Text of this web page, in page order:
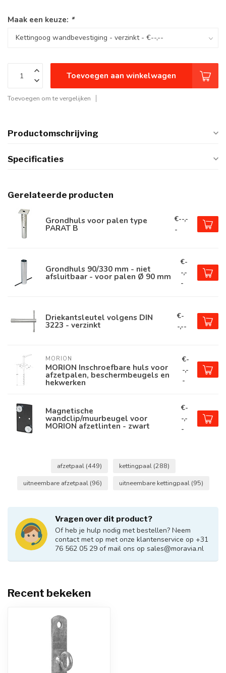
Maak een keuze: *
Toevoegen aan winkelwagen
Toevoegen om te vergelijken
Productomschrijving
Specificaties
Gerelateerde producten
Grondhuls voor palen type
PARAT B
€--,-
-
Grondhuls 90/330 mm - niet
afsluitbaar - voor palen Ø 90 mm
€-
-,-
-
Driekantsleutel volgens DIN
3223 - verzinkt
€-
-,--
MORION
MORION Inschroefbare huls voor
afzetpalen, beschermbeugels en
hekwerken
€-
-,-
-
Magnetische
wandclip/muurbeugel voor
MORION afzetlinten - zwart
€-
-,-
-
afzetpaal (449) kettingpaal (288)
uitneembare afzetpaal (96) uitneembare kettingpaal (95)
Vragen over dit product?
Of heb je hulp nodig met bestellen? Neem
contact met op met onze klantenservice op +31
76 562 05 29 of mail ons op sales@moravia.nl
Recent bekeken